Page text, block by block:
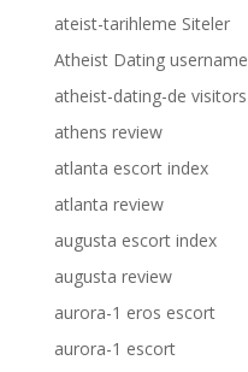
ateist-tarihleme Siteler
Atheist Dating username
atheist-dating-de visitors
athens review
atlanta escort index
atlanta review
augusta escort index
augusta review
aurora-1 eros escort
aurora-1 escort